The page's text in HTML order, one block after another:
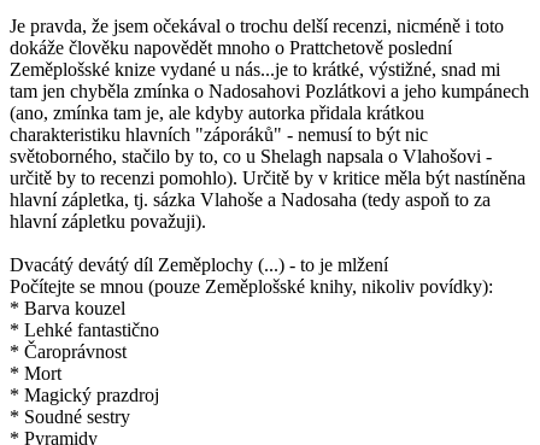
Je pravda, že jsem očekával o trochu delší recenzi, nicméně i toto
dokáže člověku napovědět mnoho o Prattchetově poslední
Zeměplošské knize vydané u nás...je to krátké, výstižné, snad mi
tam jen chyběla zmínka o Nadosahovi Pozlátkovi a jeho kumpánech
(ano, zmínka tam je, ale kdyby autorka přidala krátkou
charakteristiku hlavních "záporáků" - nemusí to být nic
světoborného, stačilo by to, co u Shelagh napsala o Vlahošovi -
určitě by to recenzi pomohlo). Určitě by v kritice měla být nastíněna
hlavní zápletka, tj. sázka Vlahoše a Nadosaha (tedy aspoň to za
hlavní zápletku považuji).
Dvacátý devátý díl Zeměplochy (...) - to je mlžení
Počítejte se mnou (pouze Zeměplošské knihy, nikoliv povídky):
* Barva kouzel
* Lehké fantastično
* Čaroprávnost
* Mort
* Magický prazdroj
* Soudné sestry
* Pyramidy